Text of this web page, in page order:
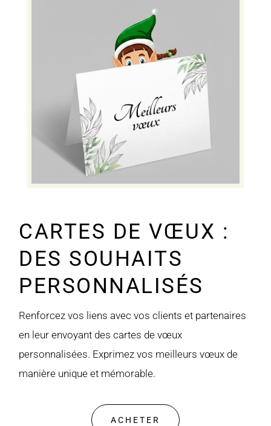
CARTES DE VŒUX :
DES SOUHAITS
PERSONNALISÉS
Renforcez vos liens avec vos clients et partenaires
en leur envoyant des cartes de vœux
personnalisées. Exprimez vos meilleurs vœux de
manière unique et mémorable.
ACHETER